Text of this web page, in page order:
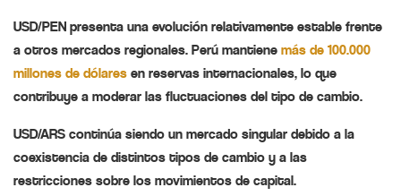
USD/PEN presenta una evolución relativamente estable frente
a otros mercados regionales. Perú mantiene más de 100.000
millones de dólares en reservas internacionales, lo que
contribuye a moderar las fluctuaciones del tipo de cambio.
USD/ARS continúa siendo un mercado singular debido a la
coexistencia de distintos tipos de cambio y a las
restricciones sobre los movimientos de capital.